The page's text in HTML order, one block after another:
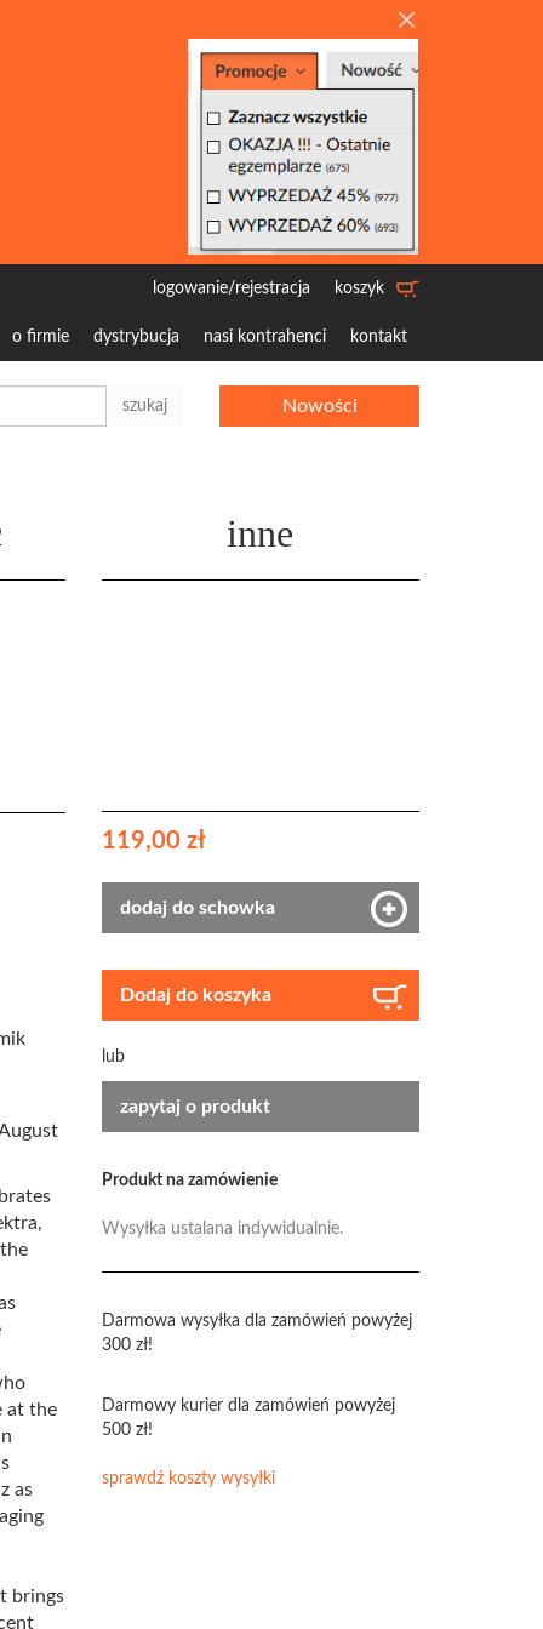
koszyk
logowanie/rejestracja
o firmie dystrybucja nasi kontrahenci kontakt
szukaj Nowości
inne
at the
as
brings
119,00 zł
dodaj do schowka
Dodaj do koszyka
lub
zapytaj o produkt
Produkt na zamówienie
Wysyłka ustalana indywidualnie.
Darmowa wysyłka dla zamówień powyżej
300 zł!
Darmowy kurier dla zamówień powyżej
500 zł!
sprawdź koszty wysyłki